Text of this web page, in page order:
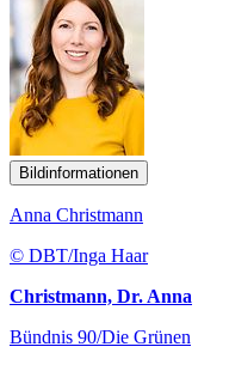
Bildinformationen
Anna Christmann
© DBT/Inga Haar
Christmann, Dr. Anna
Bündnis 90/Die Grünen